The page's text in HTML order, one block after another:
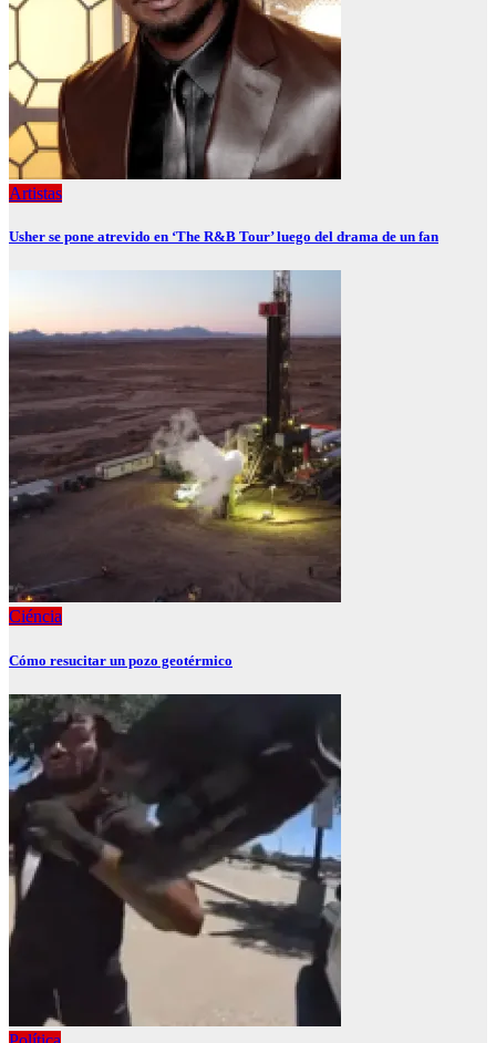
Artistas
Usher se pone atrevido en ‘The R&B Tour’ luego del drama de un fan
Ciéncia
Cómo resucitar un pozo geotérmico